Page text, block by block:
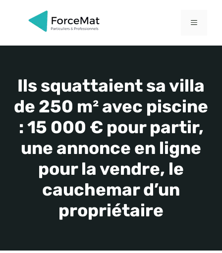
MENU
Ils squattaient sa villa
de 250 m² avec piscine
: 15 000 € pour partir,
une annonce en ligne
pour la vendre, le
cauchemar d’un
propriétaire